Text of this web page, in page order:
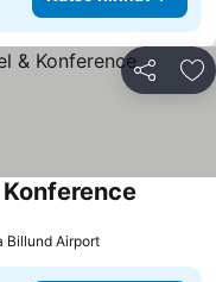
Jaa
Billund Airport